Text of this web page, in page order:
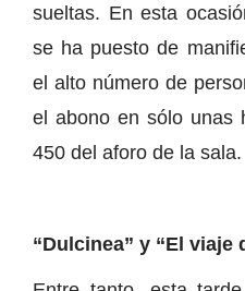
sueltas. En esta
se ha puesto de
el alto número de
el abono en sólo unas
450 del aforo de la sala.
“Dulcinea” y “El viaje